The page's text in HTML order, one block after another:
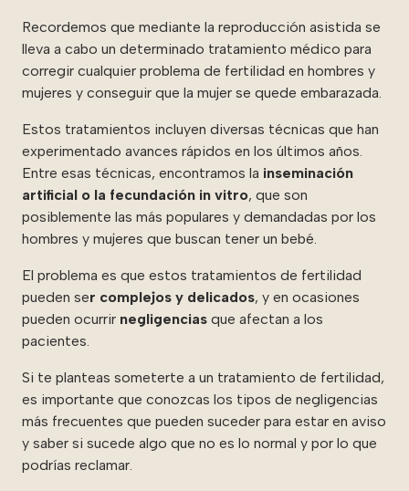
Recordemos que mediante la reproducción asistida se
lleva a cabo un determinado tratamiento médico para
corregir cualquier problema de fertilidad en hombres y
mujeres y conseguir que la mujer se quede embarazada.
Estos tratamientos incluyen diversas técnicas que han
experimentado avances rápidos en los últimos años.
Entre esas técnicas, encontramos la inseminación
artificial o la fecundación in vitro, que son
posiblemente las más populares y demandadas por los
hombres y mujeres que buscan tener un bebé.
El problema es que estos tratamientos de fertilidad
pueden ser complejos y delicados, y en ocasiones
pueden ocurrir negligencias que afectan a los
pacientes.
Si te planteas someterte a un tratamiento de fertilidad,
es importante que conozcas los tipos de negligencias
más frecuentes que pueden suceder para estar en aviso
y saber si sucede algo que no es lo normal y por lo que
podrías reclamar.